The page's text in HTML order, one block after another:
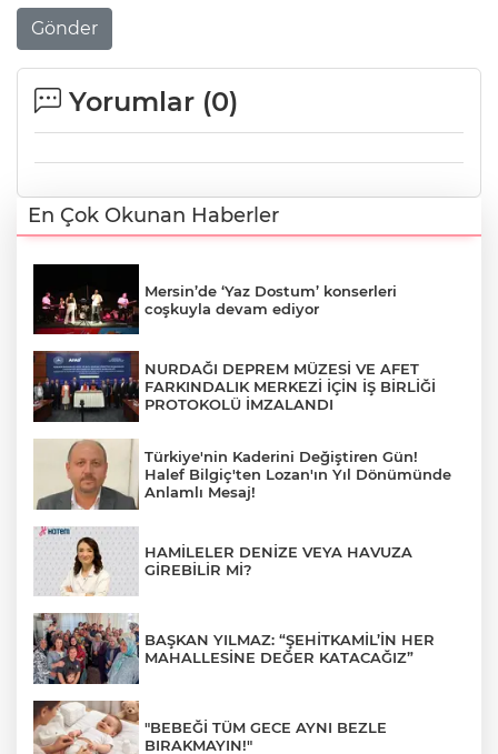
Gönder
Yorumlar (0)
En Çok Okunan Haberler
Mersin’de ‘Yaz Dostum’ konserleri
coşkuyla devam ediyor
NURDAĞI DEPREM MÜZESİ VE AFET
FARKINDALIK MERKEZİ İÇİN İŞ BİRLİĞİ
PROTOKOLÜ İMZALANDI
Türkiye'nin Kaderini Değiştiren Gün!
Halef Bilgiç'ten Lozan'ın Yıl Dönümünde
Anlamlı Mesaj!
HAMİLELER DENİZE VEYA HAVUZA
GİREBİLİR Mİ?
BAŞKAN YILMAZ: “ŞEHİTKAMİL’İN HER
MAHALLESİNE DEĞER KATACAĞIZ”
"BEBEĞİ TÜM GECE AYNI BEZLE
BIRAKMAYIN!"